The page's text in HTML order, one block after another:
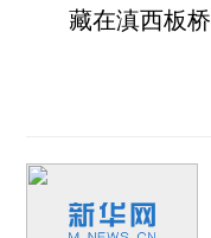
藏在滇西板